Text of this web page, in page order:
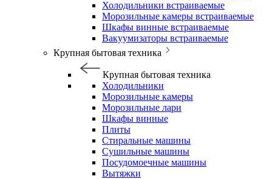
Холодильники встраиваемые
Морозильные камеры встраиваемые
Шкафы винные встраиваемые
Вакуумизаторы встраиваемые
Крупная бытовая техника
Крупная бытовая техника
Холодильники
Морозильные камеры
Морозильные лари
Шкафы винные
Плиты
Стиральные машины
Сушильные машины
Посудомоечные машины
Вытяжки